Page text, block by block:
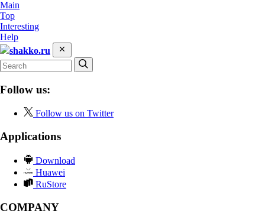
Main
Top
Interesting
Help
shakko.ru
Follow us:
Follow us on Twitter
Applications
Download
Huawei
RuStore
COMPANY